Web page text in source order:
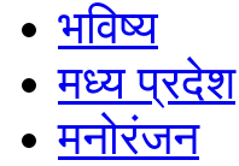
भविष्य
मध्य प्रदेश
मनोरंजन